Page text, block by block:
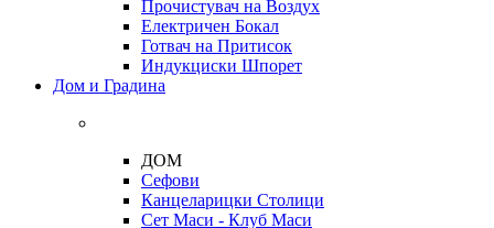
Прочистувач на Воздух
Електричен Бокал
Готвач на Притисок
Индукциски Шпорет
Дом и Градина
ДОМ
Сефови
Канцеларицки Столици
Сет Маси - Клуб Маси